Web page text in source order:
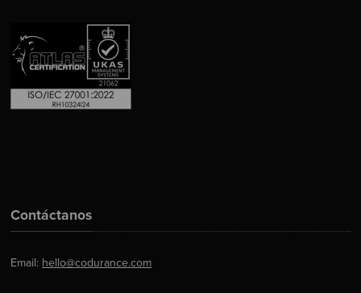
Contáctanos
Email: hello@codurance.com